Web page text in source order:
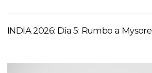
INDIA 2026: Día 5: Rumbo a Mysore